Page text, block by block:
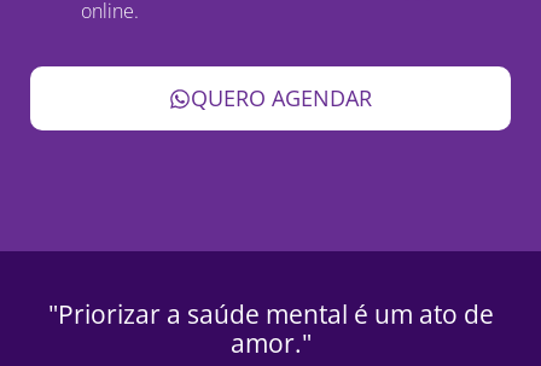
online.
QUERO AGENDAR
"Priorizar a saúde mental é um ato de
amor."